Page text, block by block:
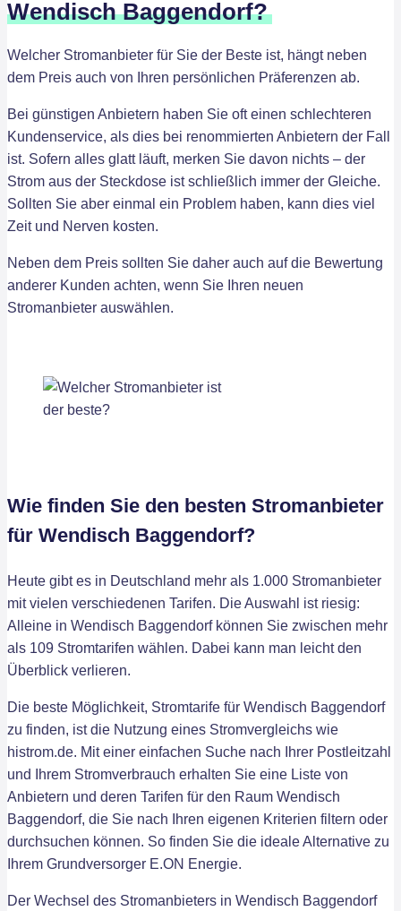
Wendisch Baggendorf?
Welcher Stromanbieter für Sie der Beste ist, hängt neben
dem Preis auch von Ihren persönlichen Präferenzen ab.
Bei günstigen Anbietern haben Sie oft einen schlechteren
Kundenservice, als dies bei renommierten Anbietern der Fall
ist. Sofern alles glatt läuft, merken Sie davon nichts – der
Strom aus der Steckdose ist schließlich immer der Gleiche.
Sollten Sie aber einmal ein Problem haben, kann dies viel
Zeit und Nerven kosten.
Neben dem Preis sollten Sie daher auch auf die Bewertung
anderer Kunden achten, wenn Sie Ihren neuen
Stromanbieter auswählen.
Wie finden Sie den besten Stromanbieter
für Wendisch Baggendorf?
Heute gibt es in Deutschland mehr als 1.000 Stromanbieter
mit vielen verschiedenen Tarifen. Die Auswahl ist riesig:
Alleine in Wendisch Baggendorf können Sie zwischen mehr
als 109 Stromtarifen wählen. Dabei kann man leicht den
Überblick verlieren.
Die beste Möglichkeit, Stromtarife für Wendisch Baggendorf
zu finden, ist die Nutzung eines Stromvergleichs wie
histrom.de. Mit einer einfachen Suche nach Ihrer Postleitzahl
und Ihrem Stromverbrauch erhalten Sie eine Liste von
Anbietern und deren Tarifen für den Raum Wendisch
Baggendorf, die Sie nach Ihren eigenen Kriterien filtern oder
durchsuchen können. So finden Sie die ideale Alternative zu
Ihrem Grundversorger E.ON Energie.
Der Wechsel des Stromanbieters in Wendisch Baggendorf